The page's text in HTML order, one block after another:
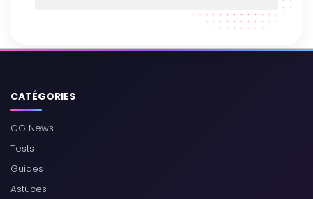
CATÉGORIES
GG News
Tests
Guides
Astuces